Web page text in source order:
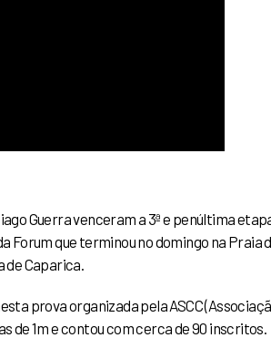
Guerra venceram a 3ª e penúltima
Forum que terminou no domingo na Praia
de Caparica.
prova organizada pela ASCC
de 1m e contou com cerca de 90 inscritos.